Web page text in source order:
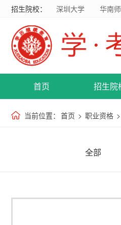
招生院校： 深圳大学 华南
首页 招生院
当前位置： 首页 > 职业资格 >
全部